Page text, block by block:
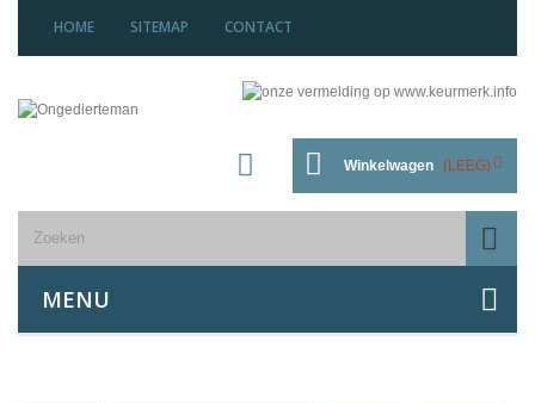
HOME SITEMAP CONTACT
Winkelwagen (LEEG)
MENU